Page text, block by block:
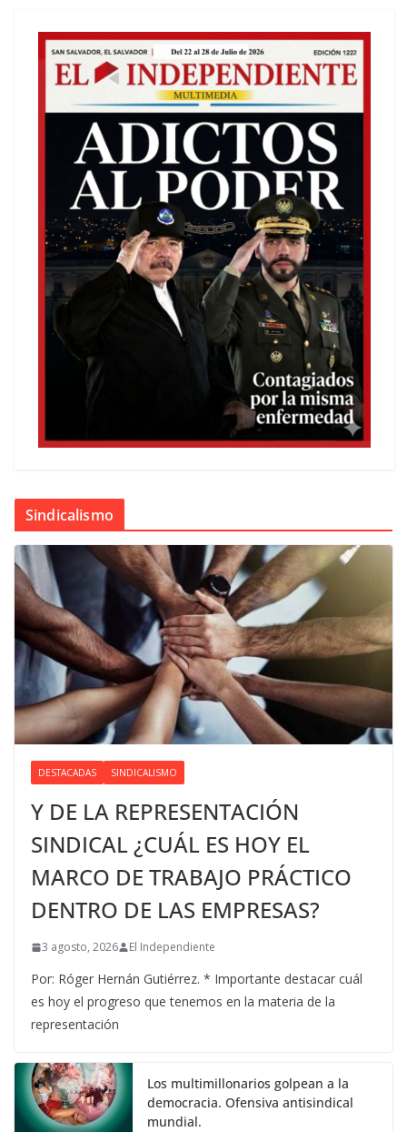
Sindicalismo
DESTACADAS SINDICALISMO
Y DE LA REPRESENTACIÓN
SINDICAL ¿CUÁL ES HOY EL
MARCO DE TRABAJO PRÁCTICO
DENTRO DE LAS EMPRESAS?
3 agosto, 2026 El Independiente
Por: Róger Hernán Gutiérrez. * Importante destacar cuál
es hoy el progreso que tenemos en la materia de la
representación
Los multimillonarios golpean a la
democracia. Ofensiva antisindical
mundial.